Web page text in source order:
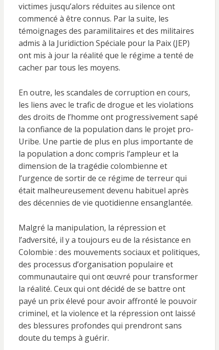
victimes jusqu’alors réduites au silence ont
commencé à être connus. Par la suite, les
témoignages des paramilitaires et des militaires
admis à la Juridiction Spéciale pour la Paix (JEP)
ont mis à jour la réalité que le régime a tenté de
cacher par tous les moyens.
En outre, les scandales de corruption en cours,
les liens avec le trafic de drogue et les violations
des droits de l’homme ont progressivement sapé
la confiance de la population dans le projet pro-
Uribe. Une partie de plus en plus importante de
la population a donc compris l’ampleur et la
dimension de la tragédie colombienne et
l’urgence de sortir de ce régime de terreur qui
était malheureusement devenu habituel après
des décennies de vie quotidienne ensanglantée.
Malgré la manipulation, la répression et
l’adversité, il y a toujours eu de la résistance en
Colombie : des mouvements sociaux et politiques,
des processus d’organisation populaire et
communautaire qui ont œuvré pour transformer
la réalité. Ceux qui ont décidé de se battre ont
payé un prix élevé pour avoir affronté le pouvoir
criminel, et la violence et la répression ont laissé
des blessures profondes qui prendront sans
doute du temps à guérir.